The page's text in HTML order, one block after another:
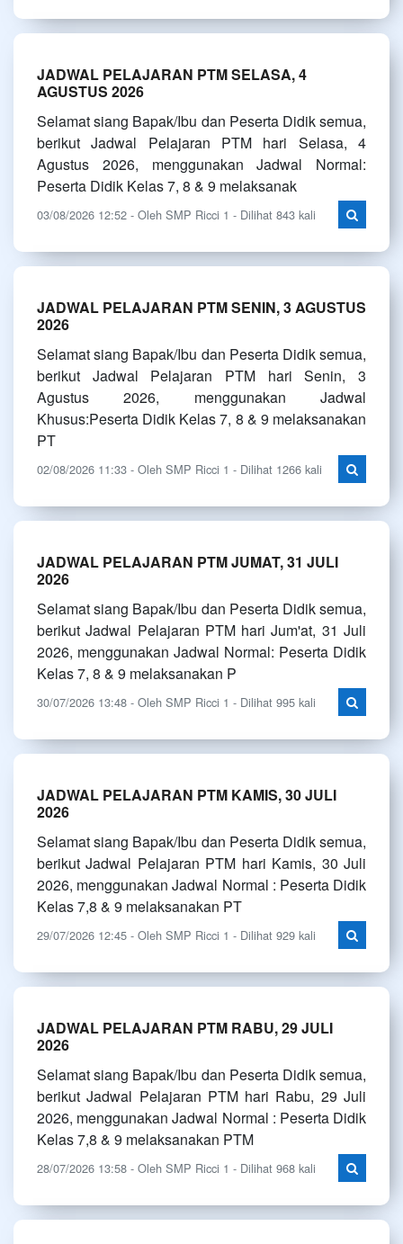
JADWAL PELAJARAN PTM SELASA, 4
AGUSTUS 2026
Selamat siang Bapak/Ibu dan Peserta Didik semua,
berikut Jadwal Pelajaran PTM hari Selasa, 4
Agustus 2026, menggunakan Jadwal Normal:
Peserta Didik Kelas 7, 8 & 9 melaksanak
03/08/2026 12:52 - Oleh SMP Ricci 1 - Dilihat 843 kali
JADWAL PELAJARAN PTM SENIN, 3 AGUSTUS
2026
Selamat siang Bapak/Ibu dan Peserta Didik semua,
berikut Jadwal Pelajaran PTM hari Senin, 3
Agustus 2026, menggunakan Jadwal
Khusus:Peserta Didik Kelas 7, 8 & 9 melaksanakan
PT
02/08/2026 11:33 - Oleh SMP Ricci 1 - Dilihat 1266 kali
JADWAL PELAJARAN PTM JUMAT, 31 JULI
2026
Selamat siang Bapak/Ibu dan Peserta Didik semua,
berikut Jadwal Pelajaran PTM hari Jum'at, 31 Juli
2026, menggunakan Jadwal Normal: Peserta Didik
Kelas 7, 8 & 9 melaksanakan P
30/07/2026 13:48 - Oleh SMP Ricci 1 - Dilihat 995 kali
JADWAL PELAJARAN PTM KAMIS, 30 JULI
2026
Selamat siang Bapak/Ibu dan Peserta Didik semua,
berikut Jadwal Pelajaran PTM hari Kamis, 30 Juli
2026, menggunakan Jadwal Normal : Peserta Didik
Kelas 7,8 & 9 melaksanakan PT
29/07/2026 12:45 - Oleh SMP Ricci 1 - Dilihat 929 kali
JADWAL PELAJARAN PTM RABU, 29 JULI
2026
Selamat siang Bapak/Ibu dan Peserta Didik semua,
berikut Jadwal Pelajaran PTM hari Rabu, 29 Juli
2026, menggunakan Jadwal Normal : Peserta Didik
Kelas 7,8 & 9 melaksanakan PTM
28/07/2026 13:58 - Oleh SMP Ricci 1 - Dilihat 968 kali